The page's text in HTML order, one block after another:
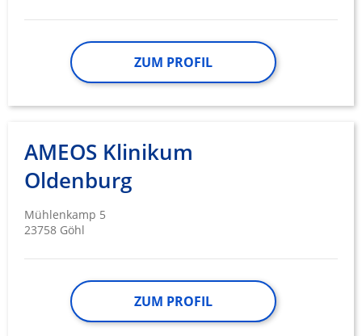
ZUM PROFIL
AMEOS Klinikum
Oldenburg
Mühlenkamp 5
23758 Göhl
ZUM PROFIL